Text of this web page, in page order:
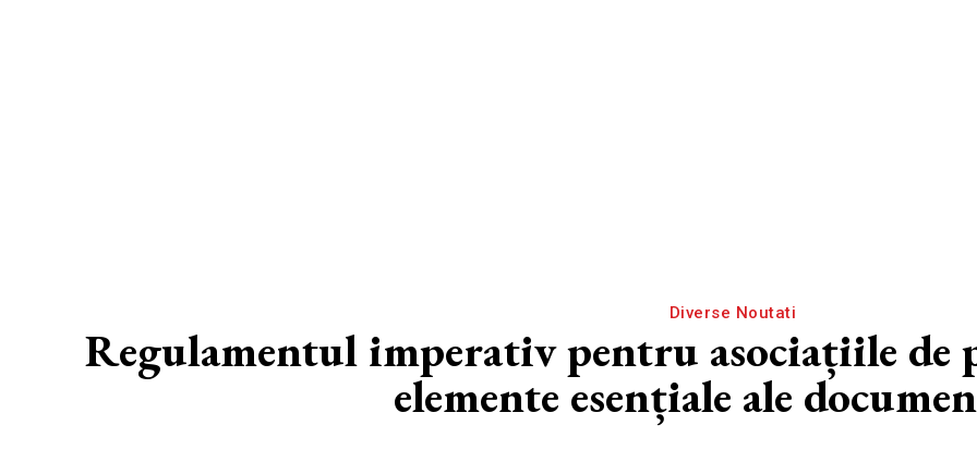
Diverse Noutati
Regulamentul imperativ pentru asociațiile
elemente esențiale ale